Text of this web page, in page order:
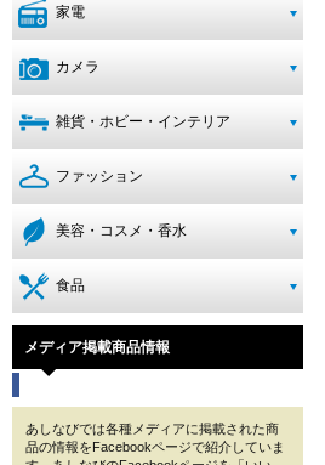
家電
カメラ
雑貨・ホビー・インテリア
ファッション
美容・コスメ・香水
食品
メディア掲載商品情報
あしなびでは各種メディアに掲載された商
品の情報をFacebookページで紹介していま